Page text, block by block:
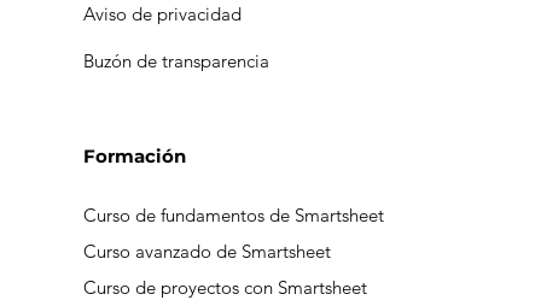
Formación
Curso de fundamentos de Smartsheet
Curso avanzado de Smartsheet
Curso de proyectos con Smartsheet
Aviso de privacidad
Buzón de transparencia